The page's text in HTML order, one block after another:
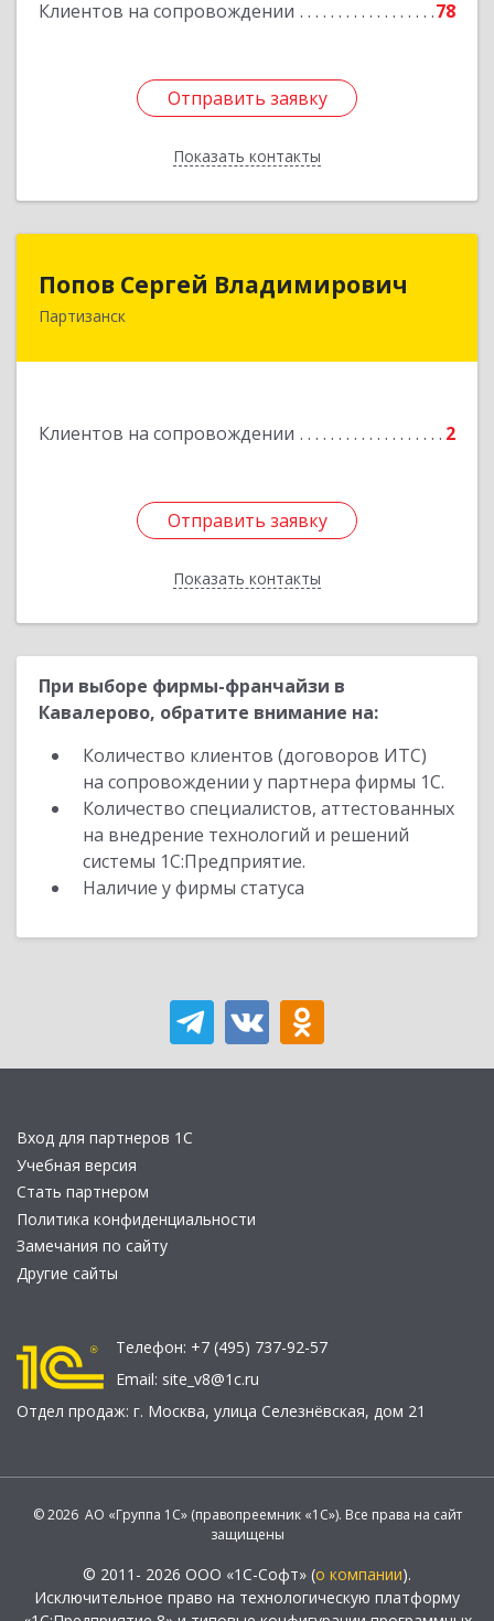
Клиентов на сопровождении 78
Отправить заявку
Показать контакты
Отправить заявку
Назад
Попов Сергей Владимирович
Партизанск
Клиентов на сопровождении 2
Отправить заявку
Показать контакты
Попов Сергей Владимирович
692922, Приморский край, г. Находка, ул.
Отправить заявку
Назад
При выборе фирмы-франчайзи в
Кавалерово, обратите внимание на:
Количество клиентов (договоров ИТС)
на сопровождении у партнера фирмы 1С.
Количество специалистов, аттестованных
на внедрение технологий и решений
системы 1С:Предприятие.
Наличие у фирмы статуса
Вход для партнеров 1С
Учебная версия
Стать партнером
Политика конфиденциальности
Замечания по сайту
Другие сайты
Телефон: +7 (495) 737-92-57
Email: site_v8@1c.ru
Отдел продаж: г. Москва, улица Селезнёвская, дом 21
© 2026 АО «Группа 1С» (правопреемник «1С»). Все права на сайт
защищены
© 2011- 2026 ООО «1С-Софт» (о компании).
Исключительное право на технологическую платформу